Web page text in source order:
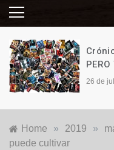
PERO
26 de
Home » 2019 »
puede cultivar